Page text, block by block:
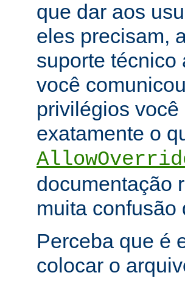
que dar aos
eles precisam,
suporte técnico
você
privilégios
exatamente o
documentação
muita confusão
Perceba que é
colocar o